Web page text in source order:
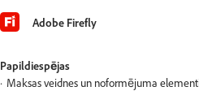
Adobe Firefly
Papildiespējas
Maksas veidnes un noformējuma